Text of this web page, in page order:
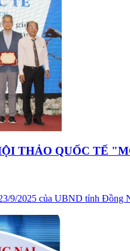
THẢO QUỐC TẾ
9/2025 của UBND tỉnh Đồng